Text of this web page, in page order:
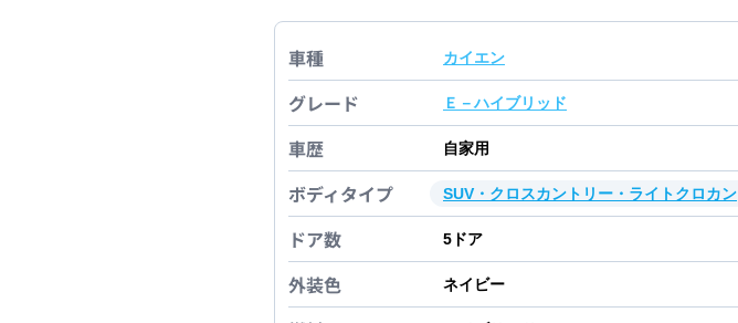
車種 カイエン
グレード Ｅ－ハイブリッド
車歴 自家用
ボディタイプ SUV・クロスカントリー・ライトクロカン
ドア数 5 ドア
外装色 ネイビー